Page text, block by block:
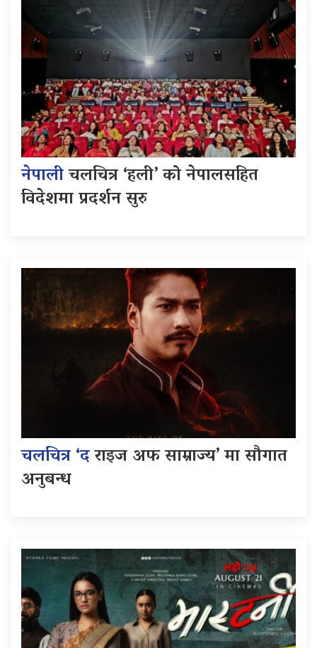
नेपालीचलचित्र ‘हली’ को नेपालसहित
विदेशमा प्रदर्शन सुरु
चलचित्र ‘दराइज अफ साम्राज्य’ मा सौगात
अनुबन्ध